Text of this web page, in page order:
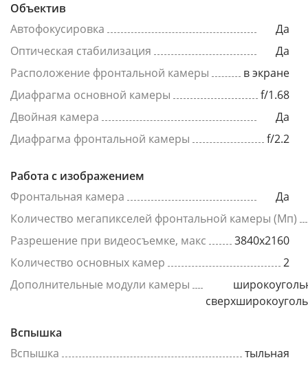
Объектив
Автофокусировка
Да
Оптическая стабилизация
Да
Расположение фронтальной камеры
в экране
Диафрагма основной камеры
f/1.68
Двойная камера
Да
Диафрагма фронтальной камеры
f/2.2
Работа с изображением
Фронтальная камера
Да
Количество мегапикселей фронтальной камеры (Мп)
Разрешение при видеосъемке, макс
3840x2160
Количество основных камер
2
Дополнительные модули камеры
Вспышка
Вспышка
тыльная